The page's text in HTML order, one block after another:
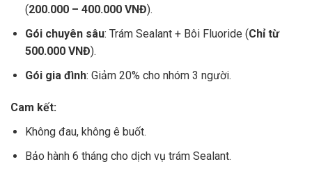
(200.000 – 400.000 VNĐ).
Gói chuyên sâu: Trám Sealant + Bôi Fluoride (Chỉ từ
500.000VNĐ).
Gói gia đình: Giảm 20% cho nhóm 3 người.
Cam kết:
Không đau, không ê buốt.
Bảo hành 6 tháng cho dịch vụ trám Sealant.